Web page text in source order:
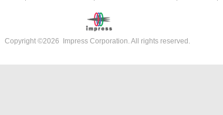
Copyright ©2026 Impress Corporation. All rights reserved.